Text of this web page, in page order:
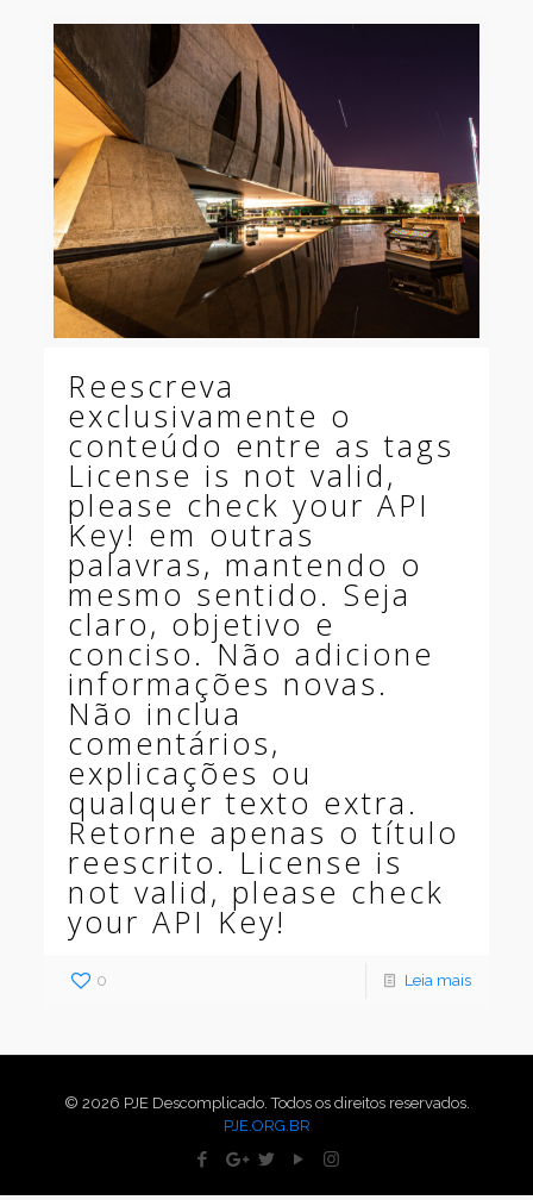
Reescreva
exclusivamente o
conteúdo entre as tags
License is not valid,
please check your API
Key! em outras
palavras, mantendo o
mesmo sentido. Seja
claro, objetivo e
conciso. Não adicione
informações novas.
Não inclua
comentários,
explicações ou
qualquer texto extra.
Retorne apenas o título
reescrito. License is
not valid, please check
your API Key!
0 Leia mais
© 2026 PJE Descomplicado. Todos os direitos reservados.
PJE.ORG.BR